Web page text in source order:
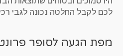
לכם לקבל החלטה נכונה לגבי
מפת הגעה לסופר